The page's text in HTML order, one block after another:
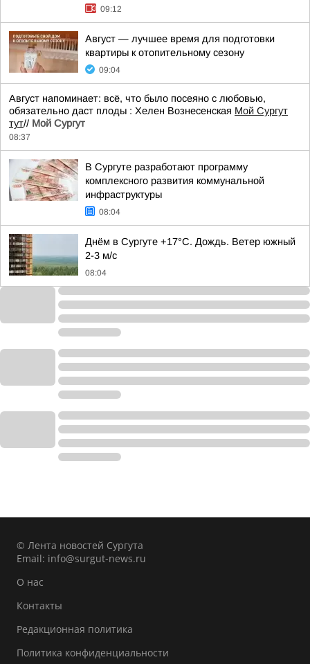
09:12
Август — лучшее время для подготовки
квартиры к отопительному сезону
09:04
Август напоминает: всё, что было посеяно с любовью,
обязательно даст плоды : Хелен Вознесенская Мой Сургут
тут// Мой Сургут
08:37
В Сургуте разработают программу
комплексного развития коммунальной
инфраструктуры
08:04
Днём в Сургуте +17°С. Дождь. Ветер южный
2-3 м/с
08:04
© Лента новостей Сургута
Email: info@surgut-news.ru
О нас
Контакты
Редакционная политика
Политика конфиденциальности